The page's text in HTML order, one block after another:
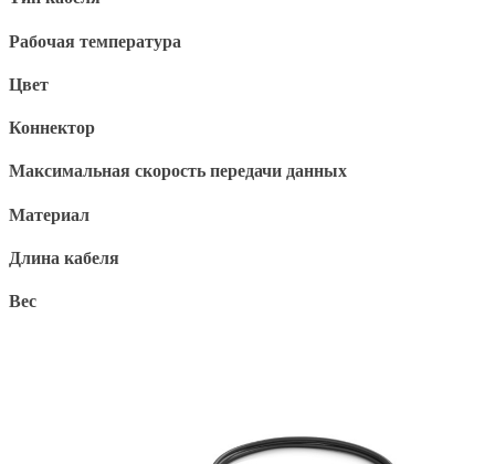
Рабочая температура
Цвет
Коннектор
Максимальная скорость передачи данных
Материал
Длина кабеля
Вес